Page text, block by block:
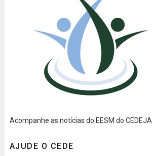
Acompanhe as notícias do EESM do CEDEJA
AJUDE O CEDE